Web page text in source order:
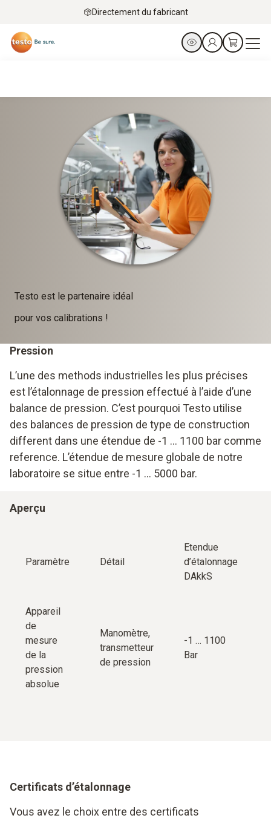
Directement du fabricant
Testo est le partenaire idéal
pour vos calibrations !
Pression
L’une des methods industrielles les plus précises
est l’étalonnage de pression effectué à l’aide d’une
balance de pression. C’est pourquoi Testo utilise
des balances de pression de type de construction
different dans une étendue de -1 … 1100 bar comme
reference. L’étendue de mesure globale de notre
laboratoire se situe entre -1 … 5000 bar.
Aperçu
Paramètre Détail
Etendue
d’étalonnage
DAkkS
Appareil
de
mesure
de la
pression
absolue
Manomètre,
transmetteur
de pression
-1 … 1100
Bar
Certificats d’étalonnage
Vous avez le choix entre des certificats